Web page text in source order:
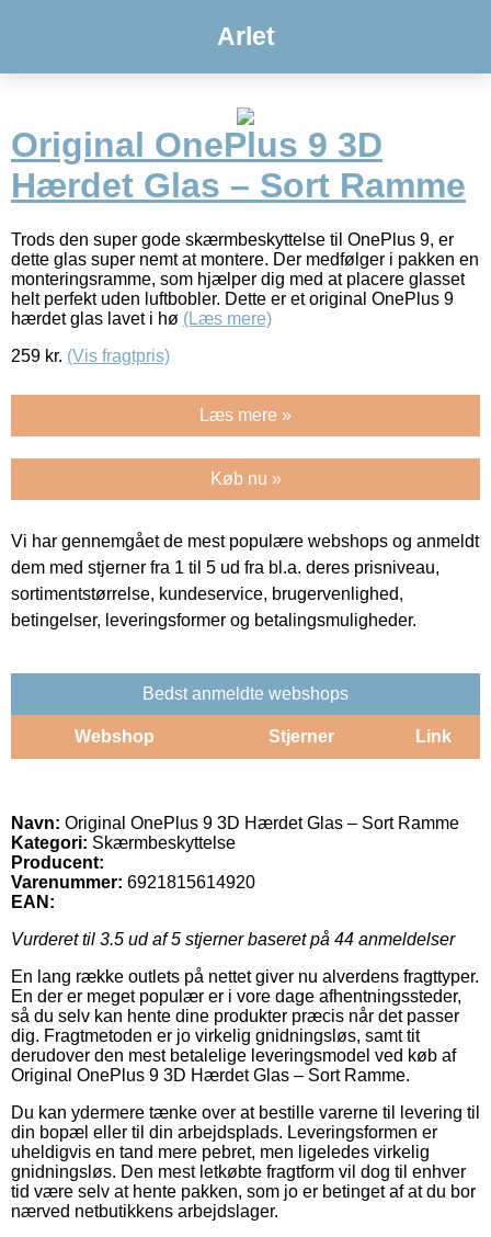
Arlet
Original OnePlus 9 3D
Hærdet Glas – Sort Ramme
Trods den super gode skærmbeskyttelse til OnePlus 9, er
dette glas super nemt at montere. Der medfølger i pakken en
monteringsramme, som hjælper dig med at placere glasset
helt perfekt uden luftbobler. Dette er et original OnePlus 9
hærdet glas lavet i hø (Læs mere)
259 kr. (Vis fragtpris)
Læs mere »
Køb nu »
Vi har gennemgået de mest populære webshops og anmeldt
dem med stjerner fra 1 til 5 ud fra bl.a. deres prisniveau,
sortimentstørrelse, kundeservice, brugervenlighed,
betingelser, leveringsformer og betalingsmuligheder.
Bedst anmeldte webshops
Webshop Stjerner Link
Navn: Original OnePlus 9 3D Hærdet Glas – Sort Ramme
Kategori: Skærmbeskyttelse
Producent:
Varenummer: 6921815614920
EAN:
Vurderet til 3.5 ud af 5 stjerner baseret på 44 anmeldelser
En lang række outlets på nettet giver nu alverdens fragttyper.
En der er meget populær er i vore dage afhentningssteder,
så du selv kan hente dine produkter præcis når det passer
dig. Fragtmetoden er jo virkelig gnidningsløs, samt tit
derudover den mest betalelige leveringsmodel ved køb af
Original OnePlus 9 3D Hærdet Glas – Sort Ramme.
Du kan ydermere tænke over at bestille varerne til levering til
din bopæl eller til din arbejdsplads. Leveringsformen er
uheldigvis en tand mere pebret, men ligeledes virkelig
gnidningsløs. Den mest letkøbte fragtform vil dog til enhver
tid være selv at hente pakken, som jo er betinget af at du bor
nærved netbutikkens arbejdslager.